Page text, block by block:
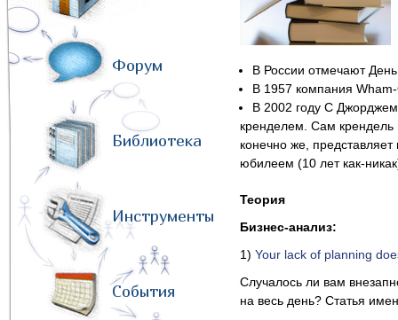
Форум
Библиотека
Инструменты
События
В России отмечают
В 1957 компания
В 2002 году C
кренделем. Сам
конечно же,
юбилеем (10 лет как-
Теория
Бизнес-анализ:
1) Your lack of planning
Случалось ли вам
на весь день? Статья